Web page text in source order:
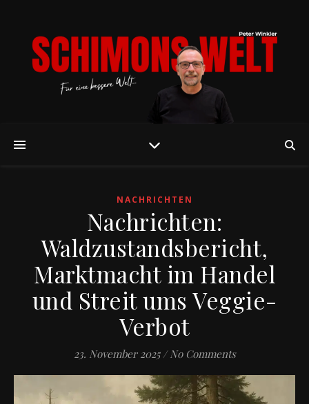
NACHRICHTEN
Nachrichten:
Waldzustandsbericht,
Marktmacht im Handel
und Streit ums Veggie-
Verbot
23. November 2025 / No Comments